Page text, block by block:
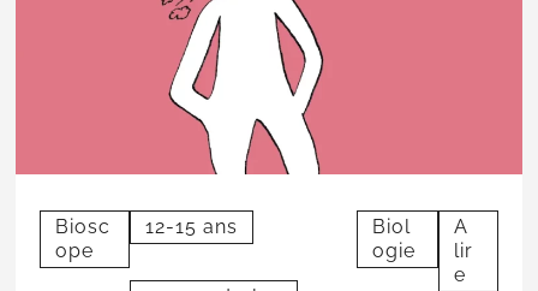
Biosc
ope
12-15 ans
Biol
ogie
A
lir
e